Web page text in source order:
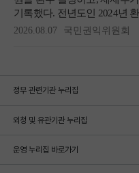
정부 관련기관 누리집
외청 및 유관기관 누리집
운영 누리집 바로가기